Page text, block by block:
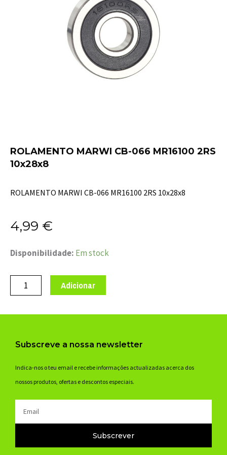
ROLAMENTO MARWI CB-066 MR16100 2RS
10x28x8
ROLAMENTO MARWI CB-066 MR16100 2RS 10x28x8
4,99 €
Disponibilidade: Em stock
Quantidade
ROLAMENTO
MARWI
10x28x8
Adicionar
Subscreve a nossa newsletter
Indica-nos o teu email e recebe informações actualizadas acerca dos
nossos produtos, ofertas e descontos especiais.
Subscrever